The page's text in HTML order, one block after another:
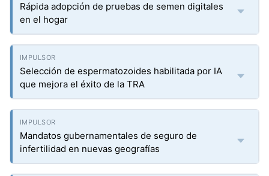
Rápida adopción de pruebas de semen digitales
en el hogar
Selección de espermatozoides habilitada por IA
que mejora el éxito de la TRA
Mandatos gubernamentales de seguro de
infertilidad en nuevas geografías